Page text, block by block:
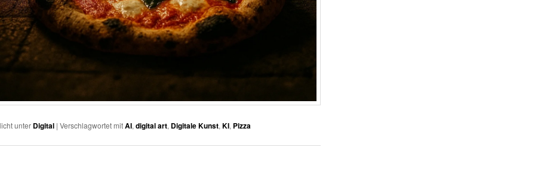
unter Digital |Verschlagwortet mit AI,digital art, Digitale Kunst,KI, Pizza